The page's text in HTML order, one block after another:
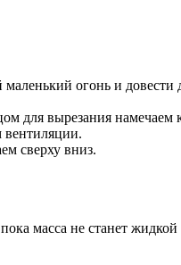
огонь и довести
для вырезания намечаем
вентиляции.
сверху вниз.
масса не станет